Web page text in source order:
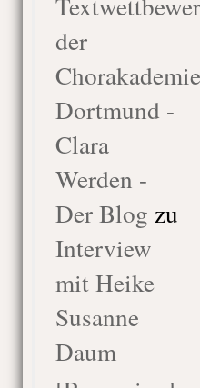
der
Chorakademie
Dortmund -
Clara
Werden -
Der Blog zu
Interview
mit Heike
Susanne
Daum